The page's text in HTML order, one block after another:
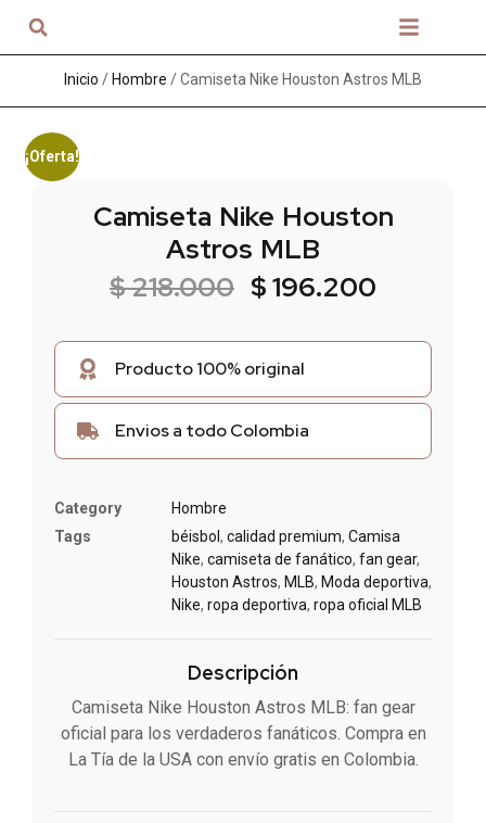
Inicio / Hombre / Camiseta Nike Houston Astros MLB
¡Oferta!
Camiseta Nike Houston
Astros MLB
$218.000 $196.200
Producto 100% original
Envios a todo Colombia
Category
Hombre
Tags
béisbol , calidad premium, Camisa
Nike, camiseta de fanático, fan gear,
Houston Astros, MLB, Moda deportiva,
Nike, ropa deportiva, ropa oficial MLB
Descripción
Camiseta Nike Houston Astros MLB: fan gear
oficial para los verdaderos fanáticos. Compra en
La Tía de la USA con envío gratis en Colombia.